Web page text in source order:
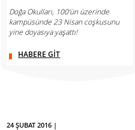
Doğa Okulları, 100'ün üzerinde
kampüsünde 23 Nisan coşkusunu
yine doyasıya yaşattı!
HABERE GİT
24 ŞUBAT 2016 |